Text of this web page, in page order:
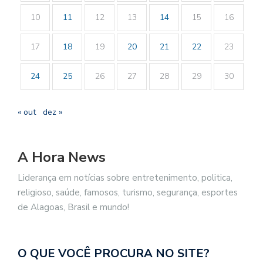
10 11 12 13 14 15 16
17 18 19 20 21 22 23
24 25 26 27 28 29 30
« out dez »
A Hora News
Liderança em notícias sobre entretenimento, politica,
religioso, saúde, famosos, turismo, segurança, esportes
de Alagoas, Brasil e mundo!
O QUE VOCÊ PROCURA NO SITE?